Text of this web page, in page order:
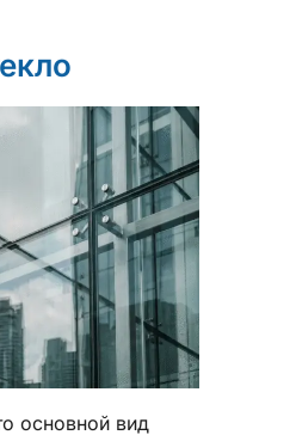
основной вид